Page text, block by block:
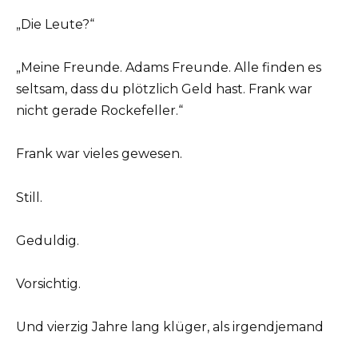
„Die Leute?“
„Meine Freunde. Adams Freunde. Alle finden es
seltsam, dass du plötzlich Geld hast. Frank war
nicht gerade Rockefeller.“
Frank war vieles gewesen.
Still.
Geduldig.
Vorsichtig.
Und vierzig Jahre lang klüger, als irgendjemand